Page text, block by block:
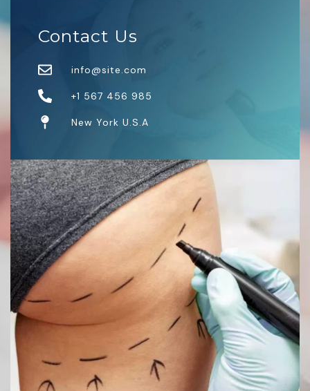
Contact Us
info@site.com
+1 567 456 985
New York U.S.A